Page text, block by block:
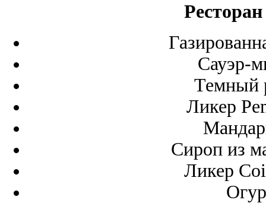
Сауэр-
Темный
Ликер
Сироп из
Ликер